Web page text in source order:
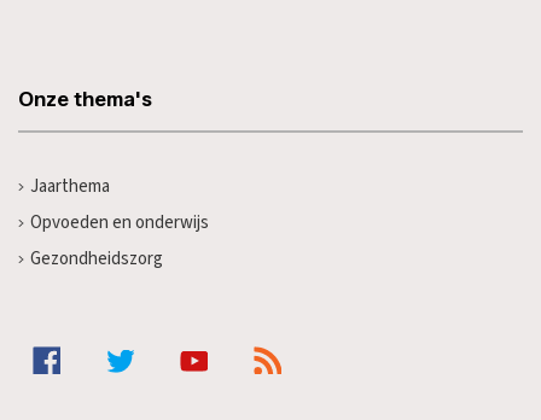
Onze thema's
Jaarthema
Opvoeden en onderwijs
Gezondheidszorg